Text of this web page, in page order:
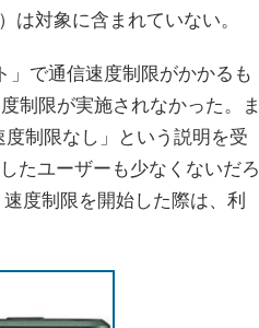
は対象に含まれていない。
で通信速度制限がかかるも
制限が実施されなかった。ま
制限なし」という説明を受
たユーザーも少なくないだろ
度制限を開始した際は、利